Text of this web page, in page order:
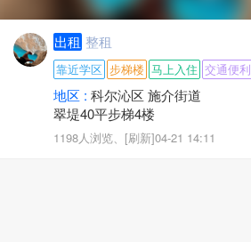
出租 整租
靠近学区 步梯楼 马上入住 交通便利
地区 : 科尔沁区 施介街道
翠堤40平步梯4楼
1198人浏览、 [刷新]04-21 14:11